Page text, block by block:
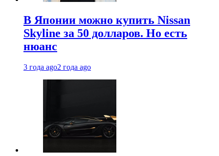
В Японии можно купить Nissan
Skyline за 50 долларов. Но есть
нюанс
3 года ago2 года ago